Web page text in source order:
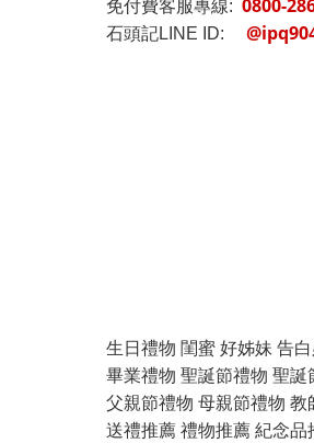
免付費客服專線: 0800-
石頭記LINE ID:
生日禮物 閨蜜 好姊妹 告
畢業禮物 聖誕節禮物 聖
父親節禮物 母親節禮物
送禮推薦 禮物推薦 紀念品